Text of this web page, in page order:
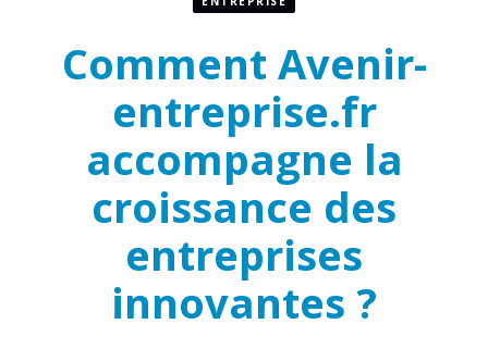
Comment Avenir-
entreprise.fr
accompagne la
croissance des
entreprises
innovantes ?